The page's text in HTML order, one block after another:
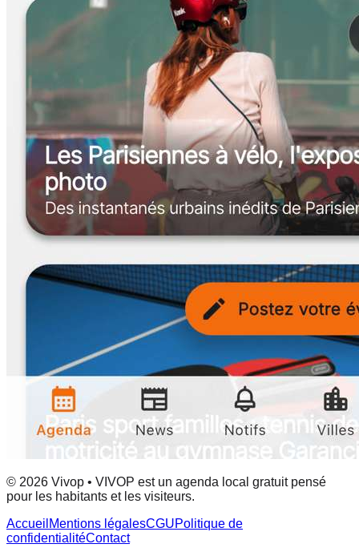
© 2026 Vivop • VIVOP est un agenda local gratuit pensé
pour les habitants et les visiteurs.
Accueil Mentions légalesCGUPolitique de
confidentialitéContact